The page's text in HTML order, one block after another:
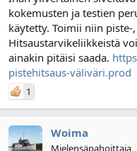
kokemusten ja testien
käytetty. Toimii niin
Hitsaustarvikeliikkeistä
ainakin pitäisi saada.
pistehitsaus-väliväri.prod
1
Woima